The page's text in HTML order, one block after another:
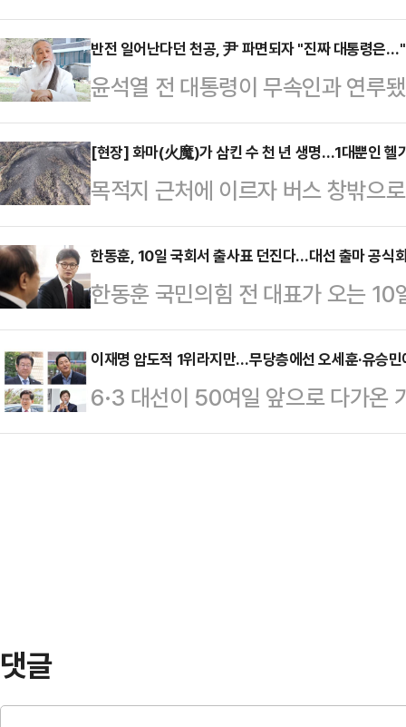
대선 후보를 내느냐고 비난한데 대
위반·법치주의' 이런 단어로도 부
원내대표는 8일 국회에서 열린 원
가 우리 보고 염치가 있으면 대통령
그리고 국민의 정신 건강을 위해서
냐"라고 반문했다.그는 "제멋대로
고, 과태료를 수백만 원 내…
반전 일어난다던 천공, 尹 파면되자 "진짜 대통령은…"
윤석열 전 대통령이 무속인과 연루
이 윤 전 대통령 파면 이후 "나라를
나"라고 말했다.천공은 7일 자신의
면'이라는 제목의 영상에서 "하늘이
하다. 그 이유를 풀어달라"는 질문
내가 그 자리에 있어야 한다는 생각
좋다면, 국민을 살릴 수 있다면, 국
령"이…
[현장] 화마(火魔)가 삼킨 수 천 년 생명…1대뿐인 헬
목적지 근처에 이르자 버스 창밖으
잿빛으로 변해버린 축사와 식당, 가
기 약수터’ 주차장에 멈췄다.달기
위장병과 심장병에 좋은 물로 알려
소이지만 이날은 인기 관광지, 유네
버스에서 내리자마자 매캐한 냄새
된 식당(으로 추정되는)이 이번 화
불타 뼈대만 남…
한동훈, 10일 국회서 출사표 던진다…대선 출마 공식
한동훈 국민의힘 전 대표가 오는
정치권에 따르면 한 전 대표는 10
통령 선거 출마선언을 할 예정이다.
에 선거사무실을 가계약한 것으로
윤석열 전 대통령이 선거사무소를
이재명 압도적 1위라지만…무당층에선 오세훈·유승민
6·3 대선이 50여일 앞으로 다가온
민의힘 대권 후보군들과의 가상 양
댓글